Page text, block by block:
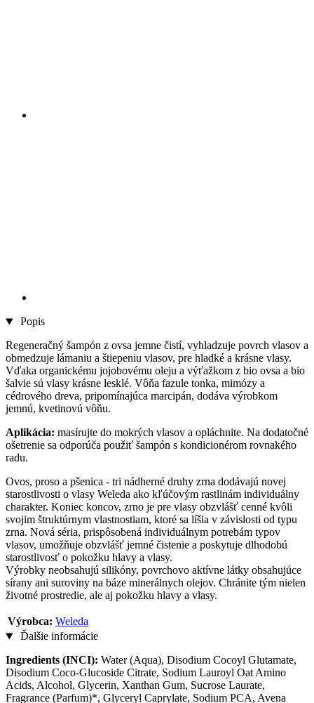
Popis
Regeneračný šampón z ovsa jemne čistí, vyhladzuje povrch vlasov a
obmedzuje lámaniu a štiepeniu vlasov, pre hladké a krásne vlasy.
Vďaka organickému jojobovému oleju a výťažkom z bio ovsa a bio
šalvie sú vlasy krásne lesklé. Vôňa fazule tonka, mimózy a
cédrového dreva, pripomínajúca marcipán, dodáva výrobkom
jemnú, kvetinovú vôňu.
Aplikácia: masírujte do mokrých vlasov a opláchnite. Na dodatočné
ošetrenie sa odporúča použiť šampón s kondicionérom rovnakého
radu.
Ovos, proso a pšenica - tri nádherné druhy zrna dodávajú novej
starostlivosti o vlasy Weleda ako kľúčovým rastlinám individuálny
charakter. Koniec koncov, zrno je pre vlasy obzvlášť cenné kvôli
svojim štruktúrnym vlastnostiam, ktoré sa líšia v závislosti od typu
zrna. Nová séria, prispôsobená individuálnym potrebám typov
vlasov, umožňuje obzvlášť jemné čistenie a poskytuje dlhodobú
starostlivosť o pokožku hlavy a vlasy.
Výrobky neobsahujú silikóny, povrchovo aktívne látky obsahujúce
sírany ani suroviny na báze minerálnych olejov. Chránite tým nielen
životné prostredie, ale aj pokožku hlavy a vlasy.
Výrobca: Weleda
Ďalšie informácie
Ingredients (INCI): Water (Aqua), Disodium Cocoyl Glutamate,
Disodium Coco-Glucoside Citrate, Sodium Lauroyl Oat Amino
Acids, Alcohol, Glycerin, Xanthan Gum, Sucrose Laurate,
Fragrance (Parfum)*, Glyceryl Caprylate, Sodium PCA, Avena